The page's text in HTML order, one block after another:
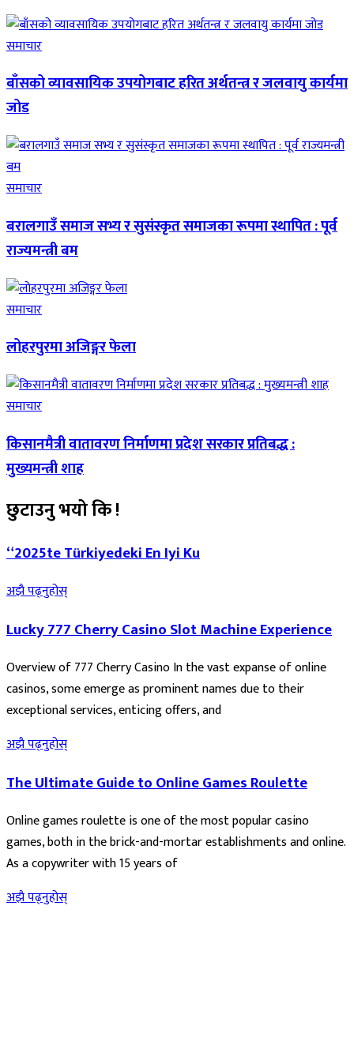
समाचार
बाँसको व्यावसायिक उपयोगबाट हरित अर्थतन्त्र र जलवायु कार्यमा
जोड
समाचार
बरालगाउँ समाज सभ्य र सुसंस्कृत समाजका रूपमा स्थापित : पूर्व
राज्यमन्त्री बम
समाचार
लोहरपुरमा अजिङ्गर फेला
समाचार
किसानमैत्री वातावरण निर्माणमा प्रदेश सरकार प्रतिबद्ध :
मुख्यमन्त्री शाह
छुटाउनु भयो कि !
“2025te Türkiyedeki En Iyi Ku
अझै पढ्नुहोस्
Lucky 777 Cherry Casino Slot Machine Experience
Overview of 777 Cherry Casino In the vast expanse of online
casinos, some emerge as prominent names due to their
exceptional services, enticing offers, and
अझै पढ्नुहोस्
The Ultimate Guide to Online Games Roulette
Online games roulette is one of the most popular casino
games, both in the brick-and-mortar establishments and online.
As a copywriter with 15 years of
अझै पढ्नुहोस्